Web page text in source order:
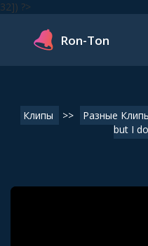
32]) ?>
Ron-Ton
Клипы >> Разные
but I